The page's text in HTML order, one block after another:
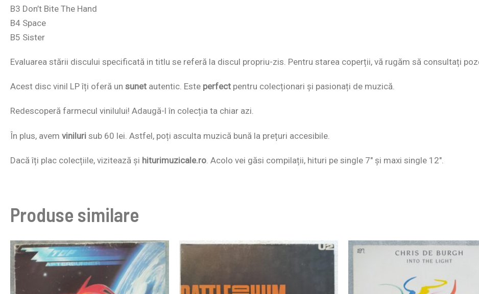
B3 Don’t Bite The Hand
B4 Space
B5 Sister
Evaluarea stării discului specificată in titlu se referă la discul propriu-zis. Pentru starea coperții, vă rugăm să consultați
Acest disc vinil LP îți oferă un sunet autentic. Este perfect pentru colecționari și pasionați de muzică.
Redescoperă farmecul vinilului! Adaugă-l în colecția ta chiar azi.
În plus, avem viniluri sub 60 lei. Astfel, poți asculta muzică bună la prețuri accesibile.
Dacă îți plac colecțiile, vizitează și hiturimuzicale.ro . Acolo vei găsi compilații, hituri pe single 7″ și maxi single 12″.
Produse similare